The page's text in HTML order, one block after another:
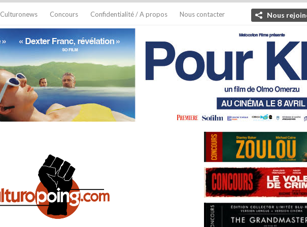
Culturonews Concours Confidentialité / A propos Nous contacter Nous